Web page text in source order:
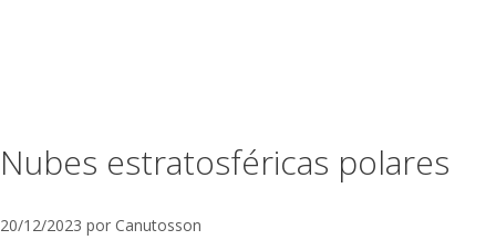
Nubes estratosféricas polares
20/12/2023 por Canutosson